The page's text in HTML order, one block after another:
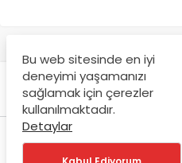
© Copyright 2018-
Bu web sitesinde en iyi
deneyimi yaşamanızı
sağlamak için çerezler
kullanılmaktadır.
Detaylar